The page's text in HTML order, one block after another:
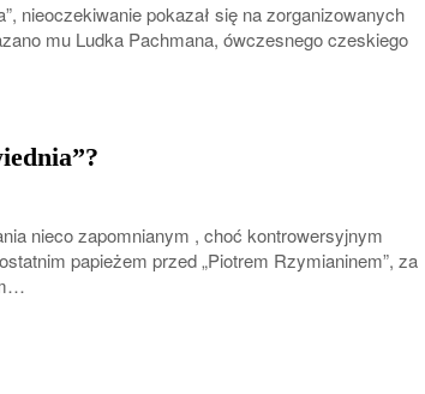
nieoczekiwanie pokazał się na zorganizowanych
mu Ludka Pachmana, ówczesnego czeskiego
nieco zapomnianym , choć kontrowersyjnym
papieżem przed „Piotrem Rzymianinem”, za